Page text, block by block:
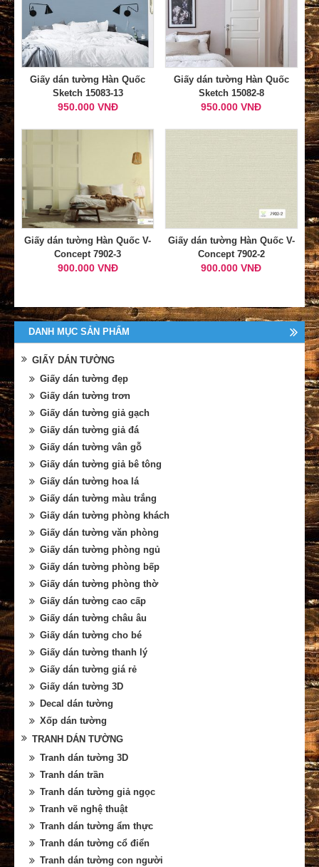
Giấy dán tường Hàn Quốc
Sketch 15083-13
950.000 VNĐ
Giấy dán tường Hàn Quốc
Sketch 15082-8
950.000 VNĐ
Giấy dán tường Hàn Quốc V-
Concept 7902-3
900.000 VNĐ
Giấy dán tường Hàn Quốc V-
Concept 7902-2
900.000 VNĐ
DANH MỤC SẢN PHẨM
GIẤY DÁN TƯỜNG
Giấy dán tường đẹp
Giấy dán tường trơn
Giấy dán tường giả gạch
Giấy dán tường giả đá
Giấy dán tường vân gỗ
Giấy dán tường giả bê tông
Giấy dán tường hoa lá
Giấy dán tường màu trắng
Giấy dán tường phòng khách
Giấy dán tường văn phòng
Giấy dán tường phòng ngủ
Giấy dán tường phòng bếp
Giấy dán tường phòng thờ
Giấy dán tường cao cấp
Giấy dán tường châu âu
Giấy dán tường cho bé
Giấy dán tường thanh lý
Giấy dán tường giá rẻ
Giấy dán tường 3D
Decal dán tường
Xốp dán tường
TRANH DÁN TƯỜNG
Tranh dán tường 3D
Tranh dán trần
Tranh dán tường giả ngọc
Tranh vẽ nghệ thuật
Tranh dán tường ẩm thực
Tranh dán tường cổ điển
Tranh dán tường con người